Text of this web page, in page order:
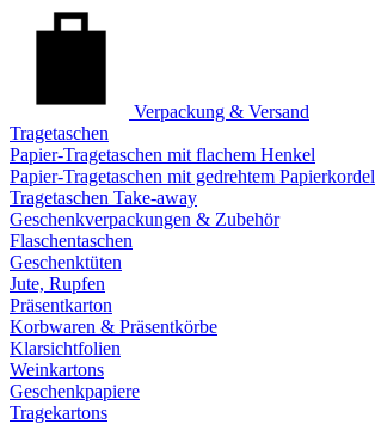
Verpackung & Versand
Tragetaschen
Papier-Tragetaschen mit flachem Henkel
Papier-Tragetaschen mit gedrehtem Papierkordel
Tragetaschen Take-away
Geschenkverpackungen & Zubehör
Flaschentaschen
Geschenktüten
Jute, Rupfen
Präsentkarton
Korbwaren & Präsentkörbe
Klarsichtfolien
Weinkartons
Geschenkpapiere
Tragekartons